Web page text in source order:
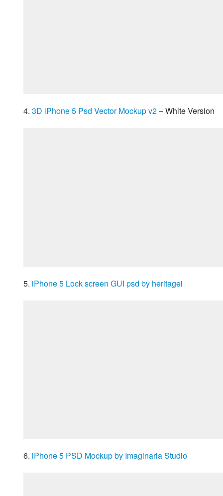
4. 3D iPhone 5 Psd Vector Mockup v2 – White Version
5. iPhone 5 Lock screen GUI psd by heritagei
6. iPhone 5 PSD Mockup by Imaginaria Studio